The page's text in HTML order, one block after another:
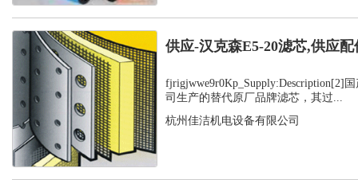
供应-汉克森E5-20滤芯,供应配
fjrigjwwe9r0Kp_Supply:Description[2]
司生产的替代原厂品牌滤芯，其过...
杭州佳洁机电设备有限公司